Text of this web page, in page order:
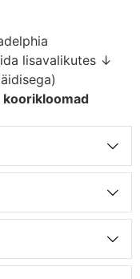
lisavalikutes ↓
koorikloomad